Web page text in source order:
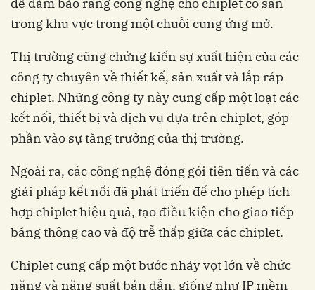
để đảm bảo rằng công nghệ cho chiplet có sẵn
trong khu vực trong một chuỗi cung ứng mở.
Thị trường cũng chứng kiến sự xuất hiện của các
công ty chuyên về thiết kế, sản xuất và lắp ráp
chiplet. Những công ty này cung cấp một loạt các
kết nối, thiết bị và dịch vụ dựa trên chiplet, góp
phần vào sự tăng trưởng của thị trường.
Ngoài ra, các công nghệ đóng gói tiên tiến và các
giải pháp kết nối đã phát triển để cho phép tích
hợp chiplet hiệu quả, tạo điều kiện cho giao tiếp
băng thông cao và độ trễ thấp giữa các chiplet.
Chiplet cung cấp một bước nhảy vọt lớn về chức
năng và năng suất bán dẫn, giống như IP mềm